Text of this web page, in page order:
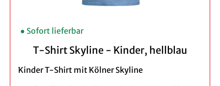
Design: Skyline Köln
Material: 100% Baumwolle
Pflegehinweis: Maschinenwäsche bei 30°C
● Sofort lieferbar
T-Shirt Skyline - Kinder, hellblau
Kinder T-Shirt mit Kölner Skyline